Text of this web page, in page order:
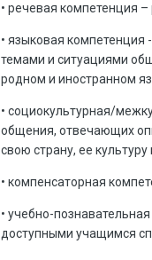
• речевая компетенция
• языковая
темами и ситуациями
родном и иностранном
• социокультурная/
общения, отвечающих
свою страну, ее
• компенсаторная
• учебно-
доступными учащимся